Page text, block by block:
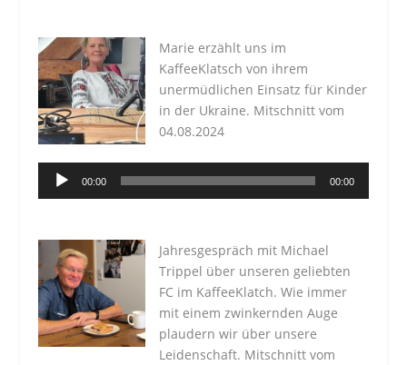
Marie erzählt uns im
KaffeeKlatsch von ihrem
unermüdlichen Einsatz für Kinder
in der Ukraine. Mitschnitt vom
04.08.2024
Audio-
Player
00:00 00:00
Jahresgespräch mit Michael
Trippel über unseren geliebten
FC im KaffeeKlatch. Wie immer
mit einem zwinkernden Auge
plaudern wir über unsere
Leidenschaft. Mitschnitt vom